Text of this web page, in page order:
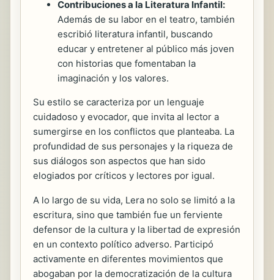
Contribuciones a la Literatura Infantil:
Además de su labor en el teatro, también
escribió literatura infantil, buscando
educar y entretener al público más joven
con historias que fomentaban la
imaginación y los valores.
Su estilo se caracteriza por un lenguaje
cuidadoso y evocador, que invita al lector a
sumergirse en los conflictos que planteaba. La
profundidad de sus personajes y la riqueza de
sus diálogos son aspectos que han sido
elogiados por críticos y lectores por igual.
A lo largo de su vida, Lera no solo se limitó a la
escritura, sino que también fue un ferviente
defensor de la cultura y la libertad de expresión
en un contexto político adverso. Participó
activamente en diferentes movimientos que
abogaban por la democratización de la cultura